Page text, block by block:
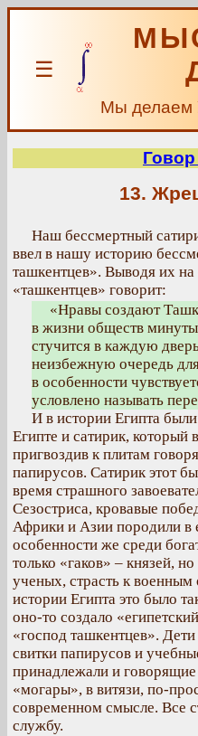
☰
Мы делаем
13.
Наш бессмертный
ввел в нашу историю
ташкентцев». Выводя их на
«ташкентцев» говорит:
«Нравы создают
в жизни обществ
стучится в каждую
неизбежную очередь
в особенности
условлено называть
И в истории Египта
Египте и сатирик, который
пригвоздив к плитам
папирусов. Сатирик этот
время страшного
Сезостриса, кровавые
Африки и Азии породили в
особенности же среди
только «гаков» – князей,
ученых, страсть к
истории Египта это было
оно-то создало
«господ ташкентцев».
свитки папирусов и
принадлежали и
«могары», в витязи, по-
современном смысле. Все
службу.